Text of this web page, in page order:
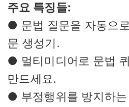
주요 특징들:
● 문법 질문을 자동으
문 생성기.
● 멀티미디어로 문법
만드세요.
● 부정행위를 방지하